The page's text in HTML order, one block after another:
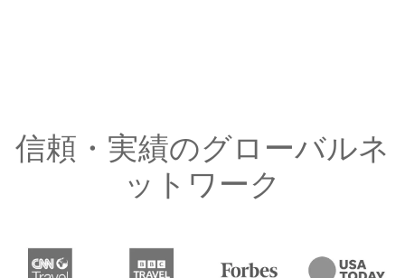
信頼・実績のグローバルネ
ットワーク